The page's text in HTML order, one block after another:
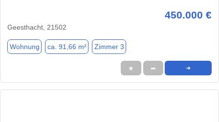
450.000 €
Geesthacht, 21502
Wohnung ca. 91,66 m² Zimmer 3
★ ➦ ➜